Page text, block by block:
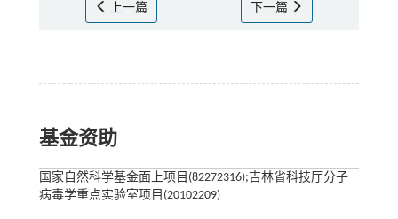
上一篇 下一篇
基金资助
国家自然科学基金面上项目(82272316);吉林省科技厅分子
病毒学重点实验室项目(20102209)